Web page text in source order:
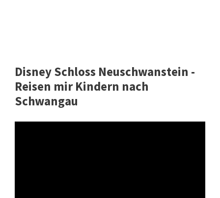
Disney Schloss Neuschwanstein -
Reisen mir Kindern nach
Schwangau